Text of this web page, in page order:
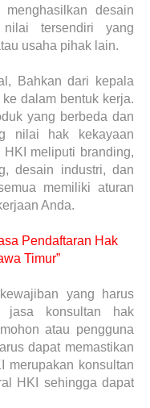
desain
tersendiri yang
usaha pihak lain.
Bahkan dari kepala
dalam bentuk kerja.
yang berbeda dan
nilai hak kekayaan
meliputi branding,
desain industri, dan
memiliki aturan
Anda.
Pendaftaran Hak
Timur”
yang harus
jasa konsultan hak
atau pengguna
dapat memastikan
merupakan konsultan
HKI sehingga dapat